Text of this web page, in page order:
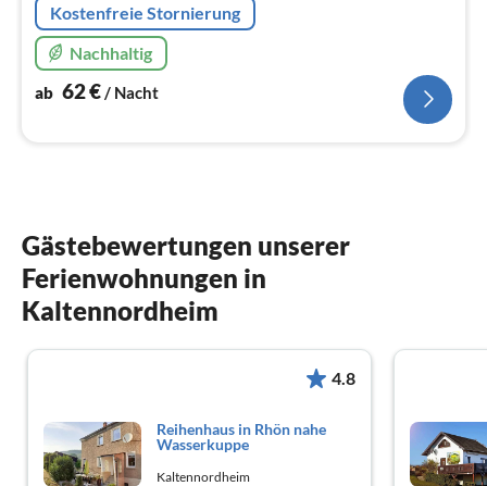
Kostenfreie Stornierung
Nachhaltig
ab 62€/ Nacht
Gästebewertungen unserer
Ferienwohnungen in
Kaltennordheim
4.8
Reihenhaus in Rhön nahe
Wasserkuppe
Kaltennordheim